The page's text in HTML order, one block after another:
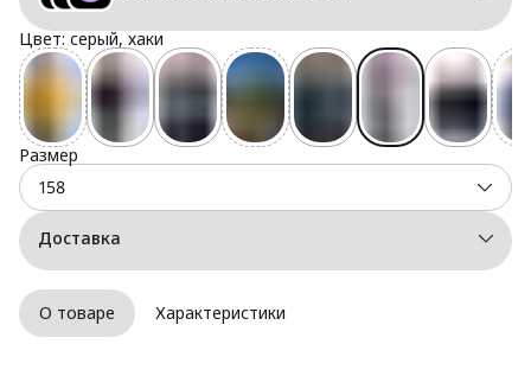
Цвет: серый, хаки
Размер
158
Доставка
О товаре Характеристики